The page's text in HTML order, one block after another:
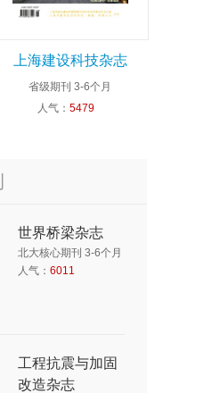
上海建设科技杂志
省级期刊 3-6个月
人气： 5479
世界桥梁杂志
北大核心期刊 3-6个月
人气： 6011
工程抗震与加固
改造杂志